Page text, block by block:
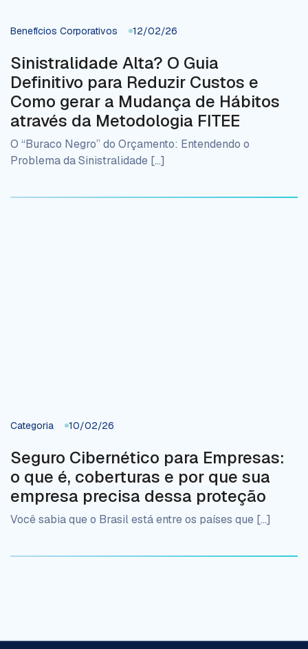
Benefícios Corporativos 12/02/26
Sinistralidade Alta? O Guia
Definitivo para Reduzir Custos e
Como gerar a Mudança de Hábitos
através da Metodologia FITEE
O “Buraco Negro” do Orçamento: Entendendo o
Problema da Sinistralidade […]
Categoria 10/02/26
Seguro Cibernético para Empresas:
o que é, coberturas e por que sua
empresa precisa dessa proteção
Você sabia que o Brasil está entre os países que […]